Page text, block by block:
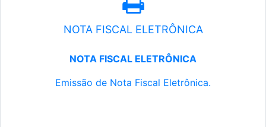
NOTA FISCAL ELETRÔNICA
NOTA FISCAL ELETRÔNICA
Emissão de Nota Fiscal Eletrônica.